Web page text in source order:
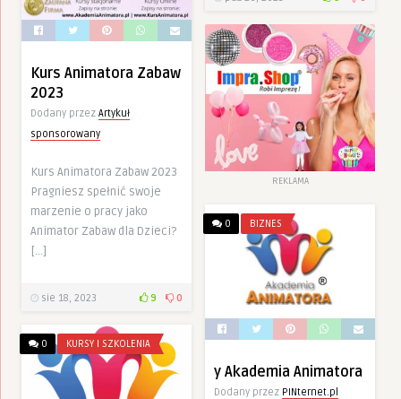
Kurs Animatora Zabaw
2023
Dodany przez Artykuł
sponsorowany
Kurs Animatora Zabaw 2023
Pragniesz spełnić swoje
marzenie o pracy jako
Animator Zabaw dla Dzieci?
[…]
sie 18, 2023 9 0
REKLAMA
0 BIZNES
y Akademia Animatora
Dodany przez PINternet.pl
0 KURSY I SZKOLENIA